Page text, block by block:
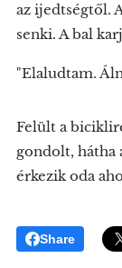
az ijedtségtől.
senki. A bal
"Elaludtam.
Felült a
gondolt, hátha
érkezik oda
Share